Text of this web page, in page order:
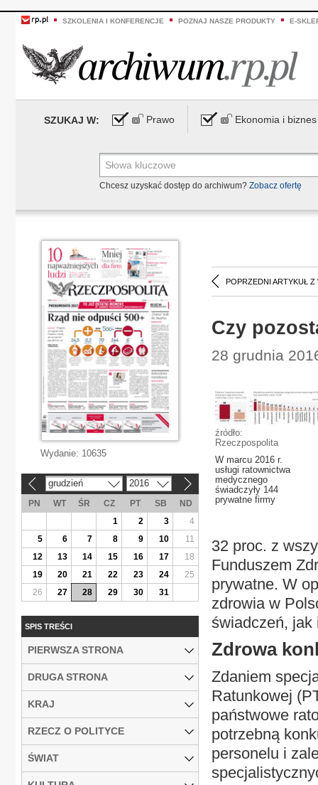
SZKOLENIA I KONFERENCJE POZNAJ NASZE PRODUKTY E-
SZUKAJ W: Prawo Ekonomia i biznes
Chcesz uzyskać dostęp do archiwum? Zobacz ofertę
POPRZEDNI ARTYKUŁ Z
Czy
28 grudnia
źródło:
Rzeczpospolita
W marcu 2016 r.
usługi ratownictwa
medycznego
świadczyły 144
prywatne firmy
32 proc. z
Funduszem
prywatne. W
zdrowia w
świadczeń, jak
Zdrowa
Zdaniem
Ratunkowej
państwowe
potrzebną
personelu i
Wydanie: 10635
grudzień 2016
PN WT ŚR CZ PT SB
ND
1
2 3
4
5
6 7 8 9 10
11
12
13 14 15 16 17
18
19
20 21 22 23 24
25
26
27 28 29 30 31
SPIS TREŚCI
PIERWSZA STRONA
DRUGA STRONA
KRAJ
RZECZ O POLITYCE
ŚWIAT